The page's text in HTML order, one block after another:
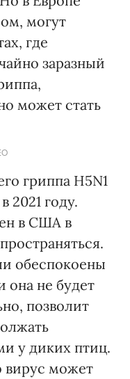
могут
где
заразный
может стать
гриппа H5N1
2021 году.
в США в
обеспокоены
она не будет
позволит
у диких птиц.
вирус может